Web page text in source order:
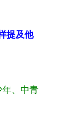
提及他
、中青